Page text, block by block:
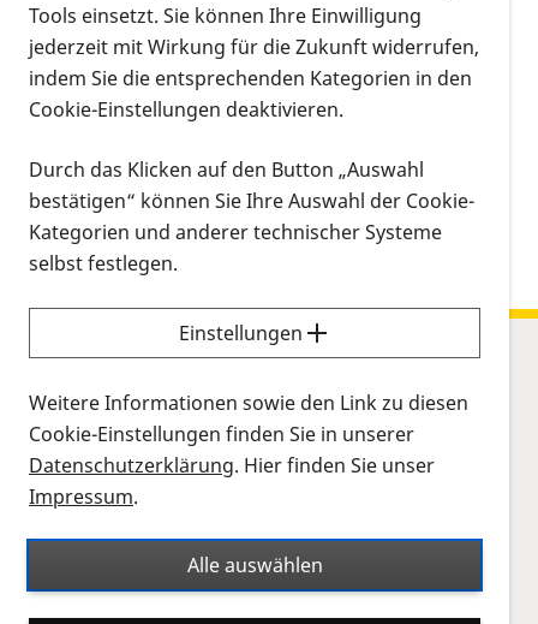
Informationen und Anmeldung beiIris Timmer
Kalenderinformationen zum Termin
18.03.2024, 18:00 Uhr – 20:00 Uhr
Kalendereintrag
Sitemap
Netzhauterkrankungen
Leben
PRO RETINA
Beratung
Tools einsetzt. Sie können Ihre Einwilligung
jederzeit mit Wirkung für die Zukunft widerrufen,
indem Sie die entsprechenden Kategorien in den
Cookie-Einstellungen deaktivieren.
Durch das Klicken auf den Button „Auswahl
bestätigen“ können Sie Ihre Auswahl der Cookie-
Kategorien und anderer technischer Systeme
selbst festlegen.
Einstellungen
Weitere Informationen sowie den Link zu diesen
Cookie-Einstellungen finden Sie in unserer
Datenschutzerklärung. Hier finden Sie unser
Impressum.
Alle auswählen